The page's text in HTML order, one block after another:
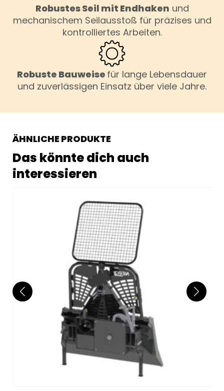
Robustes Seil mit Endhaken und
mechanischem Seilausstoß für präzises und
kontrolliertes Arbeiten.
Robuste Bauweise für lange Lebensdauer
und zuverlässigen Einsatz über viele Jahre.
ÄHNLICHE PRODUKTE
Das könnte dich auch
interessieren